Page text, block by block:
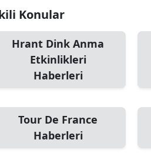
Giresun
Gümüşhane
Hatay
Konular
Hrant Dink Anma
Etkinlikleri
Haberleri
Tour De France
Haberleri